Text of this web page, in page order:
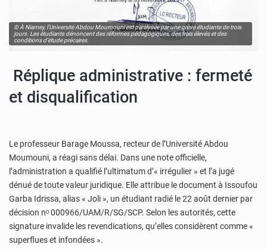
© À Niamey, l’Université Abdou Moumouni est paralysée par une grève étudiante de trois
jours. Les étudiants dénoncent des réformes pédagogiques, des frais élevés et des
conditions d’étude précaires.
Réplique administrative : fermeté
et disqualification
Le professeur Barage Moussa, recteur de l’Université Abdou
Moumouni, a réagi sans délai. Dans une note officielle,
l’administration a qualifié l’ultimatum d’« irrégulier » et l’a jugé
dénué de toute valeur juridique. Elle attribue le document à Issoufou
Garba Idrissa, alias « Joli », un étudiant radié le 22 août dernier par
décision nᵒ 000966/UAM/R/SG/SCP. Selon les autorités, cette
signature invalide les revendications, qu’elles considèrent comme «
superflues et infondées ».